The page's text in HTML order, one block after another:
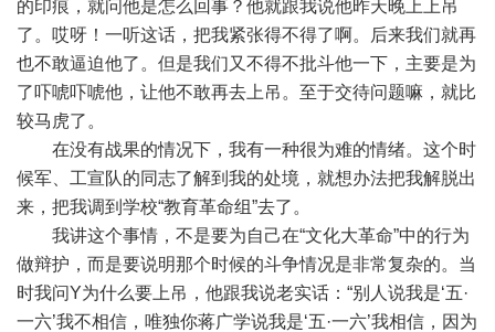
的印痕，就问他是怎么回事？他就跟我说他昨天晚上上吊
了。哎呀！一听这话，把我紧张得不得了啊。后来我们就再
也不敢逼迫他了。但是我们又不得不批斗他一下，主要是为
了吓唬吓唬他，让他不敢再去上吊。至于交待问题嘛，就比
较马虎了。
在没有战果的情况下，我有一种很为难的情绪。这个时
候军、工宣队的同志了解到我的处境，就想办法把我解脱出
来，把我调到学校“教育革命组”去了。
我讲这个事情，不是要为自己在“文化大革命”中的行为
做辩护，而是要说明那个时候的斗争情况是非常复杂的。当
时我问Y为什么要上吊，他跟我说老实话：“别人说我是‘五·
一六’我不相信，唯独你蒋广学说我是‘五·一六’我相信，因为